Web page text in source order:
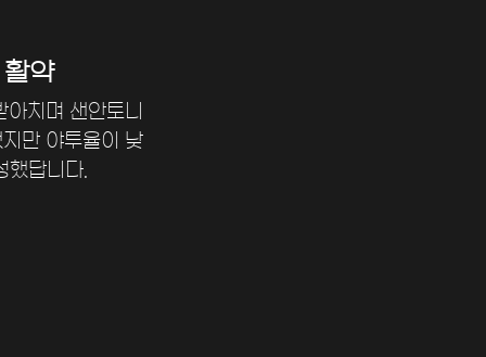
약
치며 샌안토니
만 야투율이 낮
했답니다.